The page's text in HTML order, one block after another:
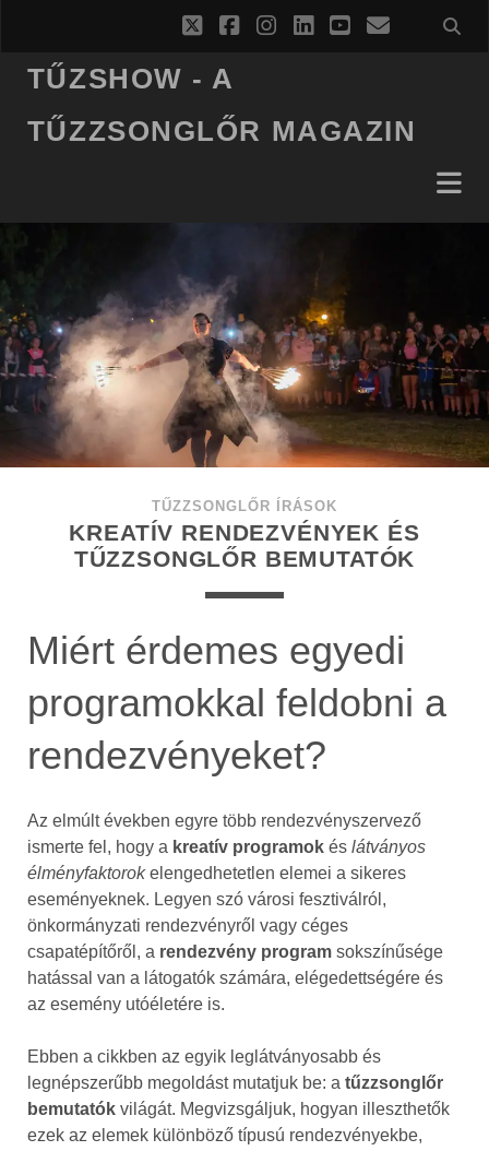
twitterfacebook
instagram
linkedin
youtube
email
TŰZSHOW - A
TŰZZSONGLŐR MAGAZIN
TŰZZSONGLŐR ÍRÁSOK
KREATÍV RENDEZVÉNYEK ÉS
TŰZZSONGLŐR BEMUTATÓK
Miért érdemes egyedi
programokkal feldobni a
rendezvényeket?
Az elmúlt években egyre több rendezvényszervező
ismerte fel, hogy a kreatív programokés látványos
élményfaktorokelengedhetetlen elemei a sikeres
eseményeknek. Legyen szó városi fesztiválról,
önkormányzati rendezvényről vagy céges
csapatépítőről, a rendezvény programsokszínűsége
hatással van a látogatók számára, elégedettségére és
az esemény utóéletére is.
Ebben a cikkben az egyik leglátványosabb és
legnépszerűbb megoldást mutatjuk be: a tűzzsonglőr
bemutatókvilágát. Megvizsgáljuk, hogyan illeszthetők
ezek az elemek különböző típusú rendezvényekbe,